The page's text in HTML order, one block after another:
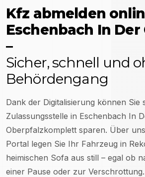
Kfz abmelden
Eschenbach In
–
Sicher, schnell und
Behördengang
Dank der Digitalisierung können Sie
Zulassungsstelle in Eschenbach In
Oberpfalzkomplett sparen. Über
Portal legen Sie Ihr Fahrzeug in
heimischen Sofa aus still – egal ob
einer Pause oder zur Verschrottung.